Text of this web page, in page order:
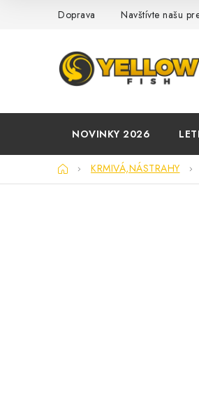
Doprava Navštívte našu
NOVINKY 2026
DomovKRMIVÁ,NÁSTRAHY